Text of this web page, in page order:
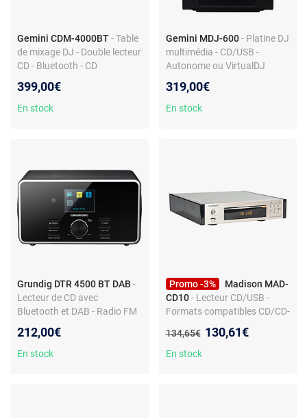
Gemini CDM-4000BT- Table
de mixage DJ - Double lecteur
CD - Bluetooth - CD
399,00€
En stock
Gemini MDJ-600 - Platine DJ
multimédia - CD/USB -
Autonome ou VirtualDJ
319,00€
En stock
Grundig DTR 4500 BT DAB -
Lecteur de CD avec
Bluetooth et DAB - Radio FM
212,00€
En stock
Promo -3%
Madison MAD-
CD10 - Lecteur CD/USB -
Formats compatibles CD/CD-
intégré
Ancien prix :
134,65€ Nouveau prix :
130,61€
En stock